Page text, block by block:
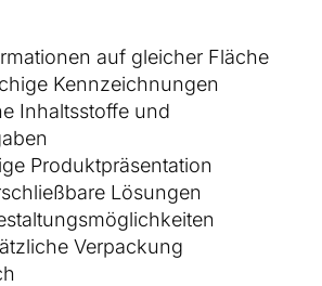
auf gleicher Fläche
Kennzeichnungen
Inhaltsstoffe und
Produktpräsentation
Lösungen
Verpackung